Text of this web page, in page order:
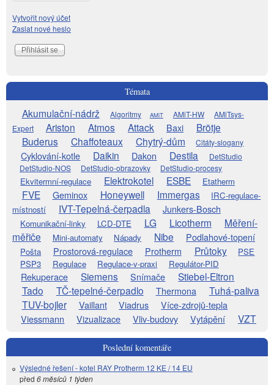
Vytvořit nový účet
Zaslat nové heslo
Témata
Akumulační-nádrž Algoritmy AMiT AMiT-HW
AMiTsys-
Expert
Ariston Atmos Attack Baxi
Brötje
Buderus
Chaffoteaux Chytrý-dům Citáty-slogany
Cyklování-kotle Daikin Dakon Destila
DetStudio
DetStudio-NOS
DetStudio-obrazovky DetStudio-procesy
Ekvitermní-regulace Elektrokotel ESBE Etatherm
FVE Geminox Honeywell Immergas
IRC-regulace-
místností
IVT-Tepelná-čerpadla Junkers-Bosch
Komunikační-linky LCD-DTE LG Licotherm
Měření-
měřiče
Mini-automaty Nápady Nibe Podlahové-topení
Pošta Prostorová-regulace Protherm Průtoky
PSE
PSP3
Regulace Regulace-v-praxi Regulátor-PID
Rekuperace Siemens Snímače
Stiebel-Eltron
Tado
TČ-tepelné-čerpadlo Thermona
Tuhá-paliva
TUV-bojler
Vaillant Viadrus
Více-zdrojů-tepla
Viessmann
Vizualizace Vliv-budovy Vytápění VZT
Poslední komentáře
Výsledné řešení - kotel RAY Protherm 12 KE / 14 EU
před 6 měsíců 1 týden